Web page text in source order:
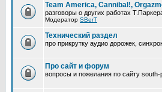
Team America, Cannibal!,
разговоры о других работах
Модератор SBerT
Технический раздел
про прикрутку аудио дорожек,
Про сайт и форум
вопросы и пожелания по сайту